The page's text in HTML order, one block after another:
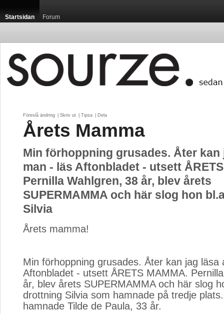
Startsidan Forum
Föreslå ändring Skriv ut Tipsa Dela
Årets Mamma
Min förhoppning grusades. Åter kan
man - läs Aftonbladet - utsett
Pernilla Wahlgren, 38 år, blev årets
SUPERMAMMA och här slog hon
Silvia
Årets mamma!
Min förhoppning grusades. Åter kan jag läsa
Aftonbladet - utsett ÅRETS MAMMA.
år, blev årets SUPERMAMMA och här slog
drottning Silvia som hamnade på tredje
hamnade Tilde de Paula, 33 år.